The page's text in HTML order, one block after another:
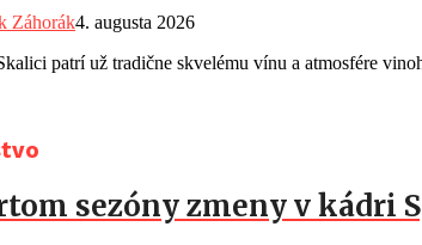
Záhorák4. augusta 2026
patrí už tradične skvelému vínu a atmosfére
sezóny zmeny v kádri